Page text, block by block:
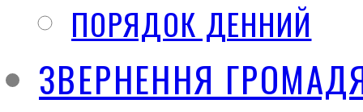
ПОРЯДОК ДЕННИЙ
ЗВЕРНЕННЯ